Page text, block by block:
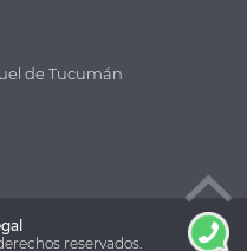
de Tucumán
reservados.